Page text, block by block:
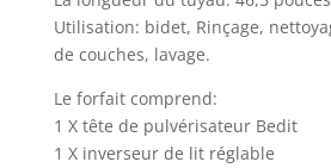
Utilisation: bidet, Rinçage,
de couches, lavage.
Le forfait comprend:
1 X tête de pulvérisateur Bedit
1 X inverseur de lit réglable